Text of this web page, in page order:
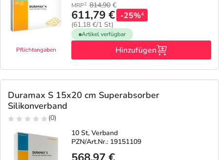
Pflichtangaben
MRP2 814,90 €
611,79 €
(61,18 €/1 St)
-25%4
Artikel verfügbar
Hinzufügen
Duramax S 15x20 cm Superabsorber
Silikonverband
(0)
10 St, Verband
PZN/Art.Nr.: 19151109